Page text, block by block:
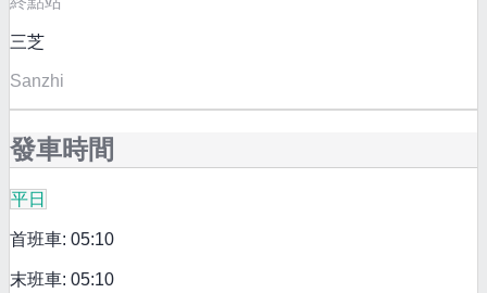
三芝
Sanzhi
發車時間
平日
首班車: 05:10
末班車: 05:10